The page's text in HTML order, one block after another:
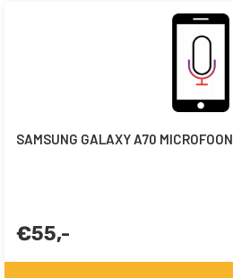
SAMSUNG GALAXY A70 MICROFOON
€55,-